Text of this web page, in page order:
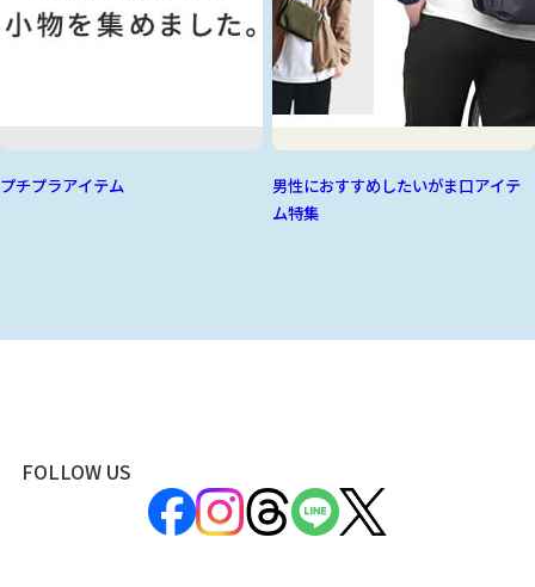
プチプラアイテム
男性におすすめしたいがま口アイテ
ム特集
FOLLOW US